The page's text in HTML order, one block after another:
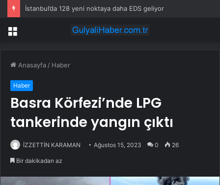
İstanbul’da 128 yeni noktaya daha EDS geliyor
Menü
Anasayfa / Haber
Haber
Basra Körfezi’nde LPG
tankerinde yangın çıktı
İZZETTİN KARAMAN Ağustos 15, 2023 0 26
Bir dakikadan az